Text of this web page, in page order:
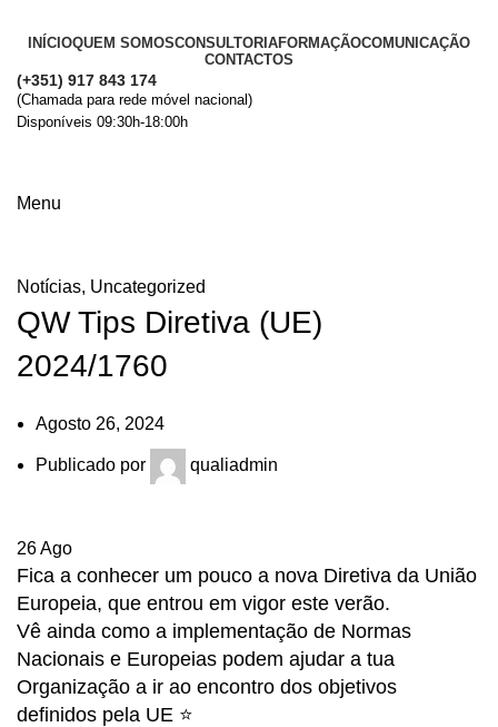
INÍCIOQUEM SOMOSCONSULTORIAFORMAÇÃOCOMUNICAÇÃO
CONTACTOS
(+351) 917 843 174
(Chamada para rede móvel nacional)
Disponíveis 09:30h-18:00h
Menu
Notícias, Uncategorized
QW Tips Diretiva (UE)
2024/1760
Agosto 26, 2024
Publicado por qualiadmin
26Ago
Fica a conhecer um pouco a nova Diretiva da União
Europeia, que entrou em vigor este verão.
Vê ainda como a implementação de Normas
Nacionais e Europeias podem ajudar a tua
Organização a ir ao encontro dos objetivos
definidos pela UE ⭐